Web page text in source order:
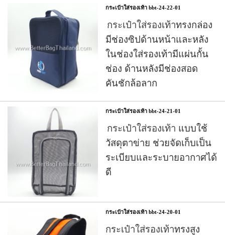
กระเป๋าใส่รองเท้า bbt-24-22-01
กระเป๋าใส่รองเท้าทรงกล่อง
มีช่องซิปด้านหน้าและหลัง
ในช่องใส่รองเท้ามีแผ่นกั้น
ช่อง ด้านหลังมีช่องสอด
คันชักล้อลาก
กระเป๋าใส่รองเท้า bbt-24-21-01
กระเป๋าใส่รองเท้า แบบใช้
วัสดุตาข่าย ช่วยจัดเก็บเป็น
ระเบียบและระบายอากาศได้
ดี
กระเป๋าใส่รองเท้า bbt-24-20-01
กระเป๋าใส่รองเท้าทรงสูง